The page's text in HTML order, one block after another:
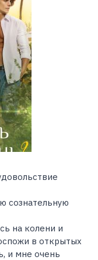
сознательную
на колени и
в открытых
и мне очень